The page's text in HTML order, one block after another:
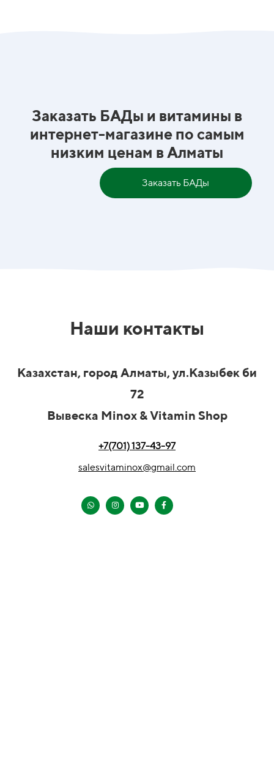
Заказать БАДы и витамины в
интернет-магазине по самым
низким ценам в Алматы
Заказать БАДы
Наши контакты
Казахстан, город Алматы, ул.Казыбек би
72
Вывеска Minox & Vitamin Shop
+7(701) 137-43-97
salesvitaminox@gmail.com